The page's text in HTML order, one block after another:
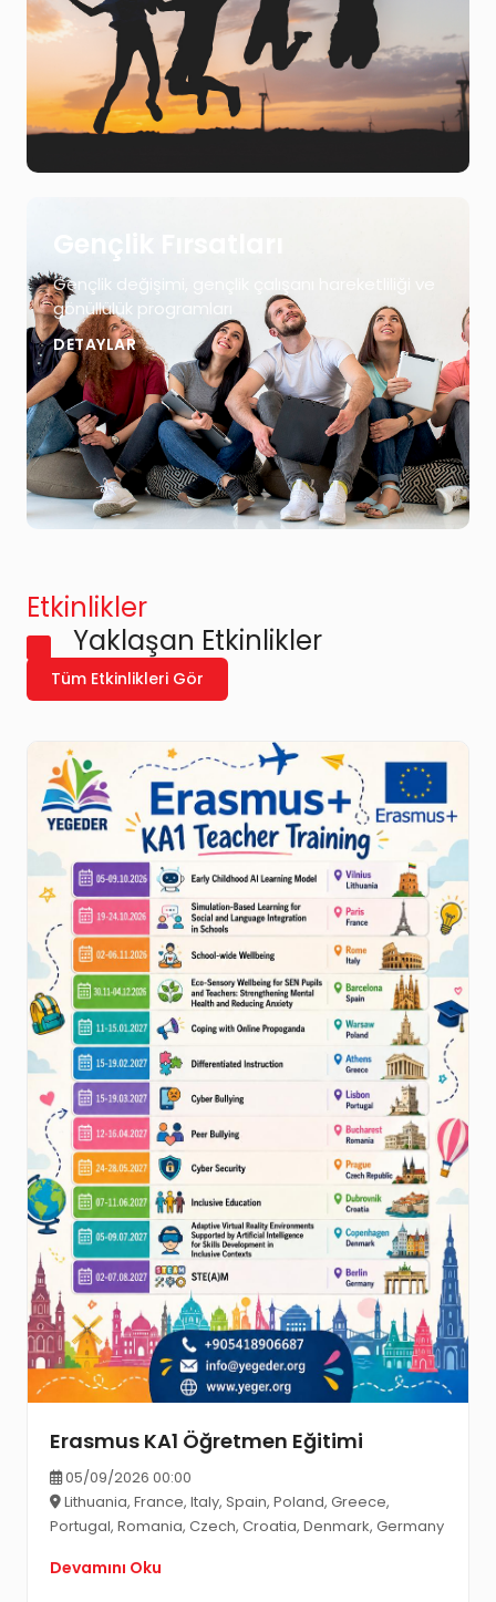
Gençlik Fırsatları
Gençlik değişimi, gençlik çalışanı hareketliliği ve
gönüllülük programları
DETAYLAR
Etkinlikler
Yaklaşan Etkinlikler
Tüm Etkinlikleri Gör
Erasmus KA1 Öğretmen Eğitimi
05/09/2026 00:00
Lithuania, France, Italy, Spain, Poland, Greece,
Portugal, Romania, Czech, Croatia, Denmark, Germany
Devamını Oku